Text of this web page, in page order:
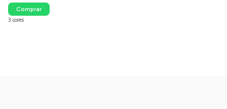
3 cores
Comprar